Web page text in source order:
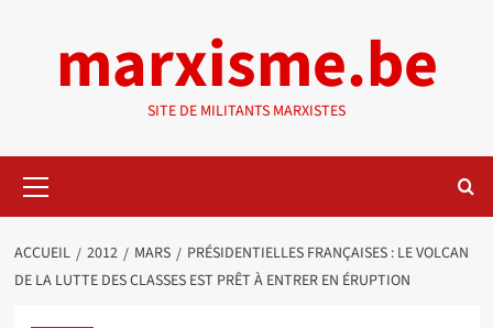
marxisme.be
SITE DE MILITANTS MARXISTES
principal
ACCUEIL 2012 MARS
PRÉSIDENTIELLES FRANÇAISES : LE VOLCAN
DE LA LUTTE DES CLASSES EST PRÊT À ENTRER EN ÉRUPTION